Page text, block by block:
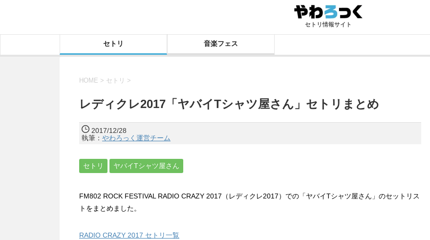
セトリ情報サイト
セトリ 音楽フェス
HOME > セトリ >
レディクレ2017「ヤバイTシャツ屋さん」セトリまとめ
2017/12/28
執筆： やわろっく運営チーム
セトリ ヤバイTシャツ屋さん
FM802 ROCK FESTIVAL RADIO CRAZY 2017（レディクレ2017）での「ヤバイTシャツ屋さん」のセットリス
トをまとめました。
RADIO CRAZY 2017 セトリ一覧